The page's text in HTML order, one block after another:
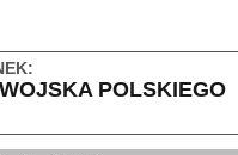
POLSKIEGO